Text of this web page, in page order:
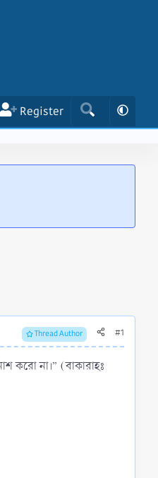
Register
Thread Author #1
করো না।” (বাকারাহঃ